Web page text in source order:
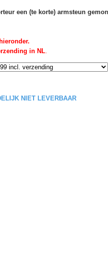
een (te korte) armsteun
in NL.
NIET LEVERBAAR